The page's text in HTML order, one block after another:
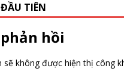
TIÊN
hồi
không được hiện thị công